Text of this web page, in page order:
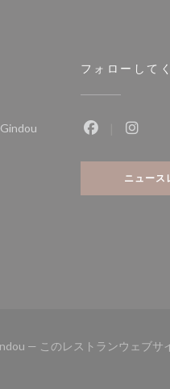
((新しいウィンドウで開き
フォローして
ニュース
— このレストランウェブサ